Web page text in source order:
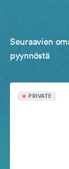
Seuraavien
pyynnöstä
PRIVATE